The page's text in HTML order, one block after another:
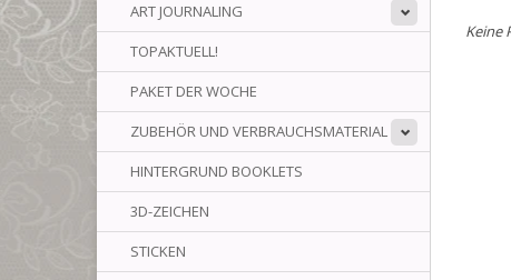
ART JOURNALING
TOPAKTUELL!
PAKET DER WOCHE
ZUBEHÖR UND VERBRAUCHSMATERIAL
HINTERGRUND BOOKLETS
3D-ZEICHEN
STICKEN
Keine